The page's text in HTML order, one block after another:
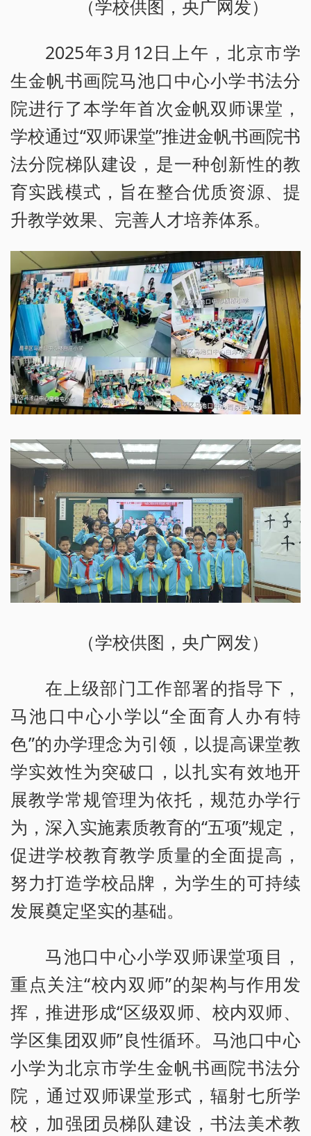
（学校供图，央广网发）
2025年3月12日上午，北京市学
生金帆书画院马池口中心小学书法分
院进行了本学年首次金帆双师课堂，
学校通过“双师课堂”推进金帆书画院书
法分院梯队建设，是一种创新性的教
育实践模式，旨在整合优质资源、提
升教学效果、完善人才培养体系。
（学校供图，央广网发）
在上级部门工作部署的指导下，
马池口中心小学以“全面育人办有特
色”的办学理念为引领，以提高课堂教
学实效性为突破口，以扎实有效地开
展教学常规管理为依托，规范办学行
为，深入实施素质教育的“五项”规定，
促进学校教育教学质量的全面提高，
努力打造学校品牌，为学生的可持续
发展奠定坚实的基础。
马池口中心小学双师课堂项目，
重点关注“校内双师”的架构与作用发
挥，推进形成“区级双师、校内双师、
学区集团双师”良性循环。马池口中心
小学为北京市学生金帆书画院书法分
院，通过双师课堂形式，辐射七所学
校，加强团员梯队建设，书法美术教